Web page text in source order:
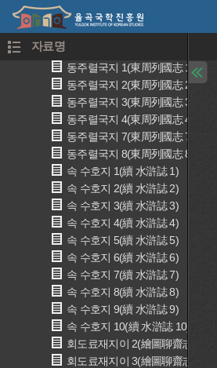
자료명
서유기 4(西遊記 4)
서유기 5(西遊記 5)
동주렬국지 1(東周列國志 1)
동주렬국지 2(東周列國志 2)
동주렬국지 3(東周列國志 3)
동주렬국지 4(東周列國志 4)
동주렬국지 7(東周列國志 7)
동주렬국지 8(東周列國志 8)
속 수호지 1(續 水滸誌 1)
속 수호지 2(續 水滸誌 2)
속 수호지 3(續 水滸誌 3)
속 수호지 4(續 水滸誌 4)
속 수호지 5(續 水滸誌 5)
속 수호지 6(續 水滸誌 6)
속 수호지 7(續 水滸誌 7)
속 수호지 8(續 水滸誌 8)
속 수호지 9(續 水滸誌 9)
속 수호지 10(續 水滸誌 10)
회도료재지이 2(繪圖聊齋志異 2)
회도료재지이 3(繪圖聊齋志異 3)